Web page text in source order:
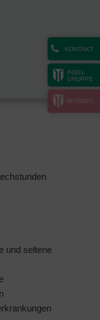
KONTAKT
INSEL
GRUPPE
MYINSEL
und seltene